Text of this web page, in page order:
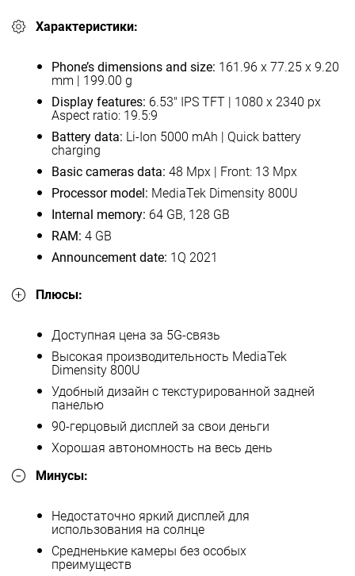
Характеристики:
Phone’s dimensions and size: 161.96 x 77.25 x 9.20
mm | 199.00 g
Display features: 6.53" IPS TFT | 1080 x 2340 px
Aspect ratio: 19.5:9
Battery data: Li-Ion 5000 mAh | Quick battery
charging
Basic cameras data: 48 Mpx | Front: 13 Mpx
Processor model: MediaTek Dimensity 800U
Internal memory: 64 GB, 128 GB
RAM: 4 GB
Announcement date: 1Q 2021
Плюсы:
Доступная цена за 5G-связь
Высокая производительность MediaTek
Dimensity 800U
Удобный дизайн с текстурированной задней
панелью
90-герцовый дисплей за свои деньги
Хорошая автономность на весь день
Минусы:
Недостаточно яркий дисплей для
использования на солнце
Средненькие камеры без особых
преимуществ